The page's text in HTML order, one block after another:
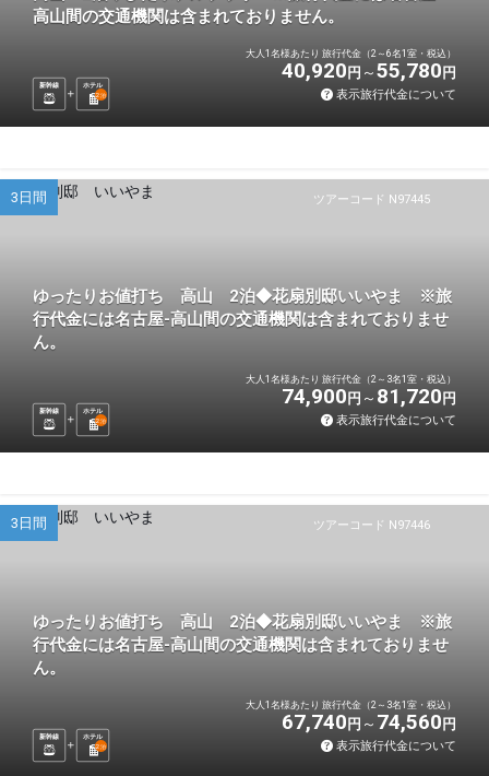
高山間の交通機関は含まれておりません。
新幹線
ホテル
2泊
大人1名様あたり 旅行代金（2～6名1室・税込）
40,920 円 55,780 円
表示旅行代金について
ツアーコード N97445
3日間
ゆったりお値打ち 高山 2泊◆花扇別邸いいやま ※旅
行代金には名古屋-高山間の交通機関は含まれておりませ
ん。
新幹線
ホテル
2泊
大人1名様あたり 旅行代金（2～3名1室・税込）
74,900 円 81,720 円
表示旅行代金について
ツアーコード N97446
3日間
ゆったりお値打ち 高山 2泊◆花扇別邸いいやま ※旅
行代金には名古屋-高山間の交通機関は含まれておりませ
ん。
新幹線
ホテル
2泊
大人1名様あたり 旅行代金（2～3名1室・税込）
67,740 円 74,560 円
表示旅行代金について